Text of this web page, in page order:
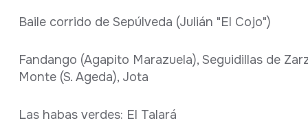
Baile corrido de Sepúlveda (Julián "El Cojo")
Fandango (Agapito Marazuela), Seguidillas de
Monte (S. Ageda), Jota
Las habas verdes: El Talará